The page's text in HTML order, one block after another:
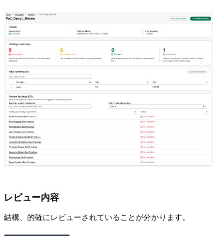
レビュー内容
結構、的確にレビューされていることが分かります。